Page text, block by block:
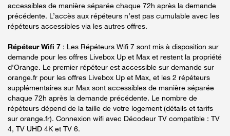
accessibles de manière séparée chaque 72h après la demande
précédente. L’accès aux répéteurs n’est pas cumulable avec les
répéteurs accessibles via les autres offres.
Répéteur Wifi 7 : Les Répéteurs Wifi 7 sont mis à disposition sur
demande pour les offres Livebox Up et Max et restent la propriété
d'Orange. Le premier répéteur est accessible sur demande sur
orange.fr pour les offres Livebox Up et Max, et les 2 répéteurs
supplémentaires sur Max sont accessibles de manière séparée
chaque 72h après la demande précédente. Le nombre de
répéteurs dépend de la taille de votre logement (détails et tarifs
sur orange.fr). Connexion wifi avec Décodeur TV compatible : TV
4, TV UHD 4K et TV 6.